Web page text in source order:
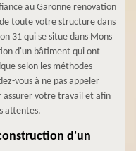
au Garonne renovation
toute votre structure dans
31 qui se situe dans Mons
d'un bâtiment qui ont
selon les méthodes
vous à ne pas appeler
votre travail et afin
attentes.
d'un